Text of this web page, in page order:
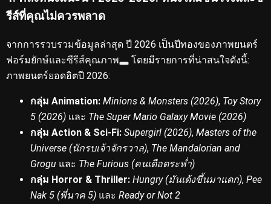
รีส์ที่คุณไม่ควรพลาด
จากการรวบรวมข้อมูลล่าสุด ปี 2026 เป็นปีทองของภาพยนตร์
ฟอร์มยักษ์และซีรีส์คุณภาพ
โดยมีรายการที่น่าสนใจดังนี้:
ภาพยนตร์ยอดฮิตปี 2026:
กลุ่ม Animation: Minions & Monsters (2026), Toy Story
5 (2026) และ The Super Mario Galaxy Movie (2026)
กลุ่ม Action & Sci-Fi: Supergirl (2026), Masters of the
Universe (นักรบเจ้าจักรวาล), The Mandalorian and
Grogu และ The Furious (คนเดือดระห่ำ)
กลุ่ม Horror & Thriller: Hungry (มันเด้งขึ้นมาแดก), Pee
Nak 5 (พี่นาค 5) และ Ready or Not 2